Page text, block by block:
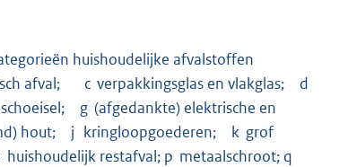
huishoudelijke afvalstoffen
afval; c verpakkingsglas en vlakglas; d
g (afgedankte) elektrische en
hout; j kringloopgoederen; k grof
restafval; p metaalschroot; q